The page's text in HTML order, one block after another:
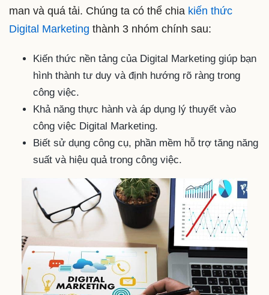
man và quá tải. Chúng ta có thể chia kiến thức
Digital Marketing thành 3 nhóm chính sau:
Kiến thức nền tảng của Digital Marketing giúp bạn
hình thành tư duy và định hướng rõ ràng trong
công việc.
Khả năng thực hành và áp dụng lý thuyết vào
công việc Digital Marketing.
Biết sử dụng công cụ, phần mềm hỗ trợ tăng năng
suất và hiệu quả trong công việc.